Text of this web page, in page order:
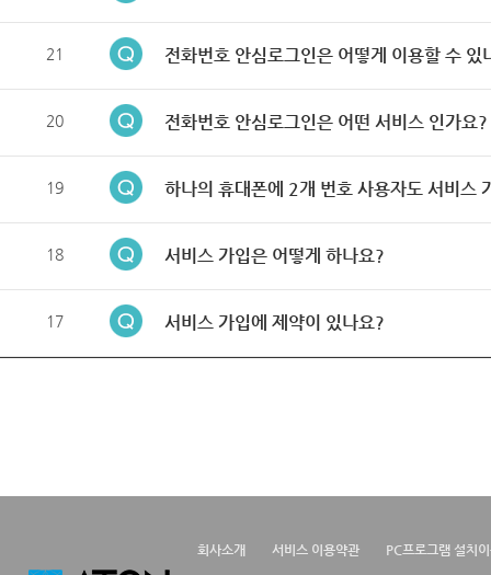
21 전화번호 안심로그인은 어떻게 이용할 수 있
20 전화번호 안심로그인은 어떤 서비스 인가요?
19 하나의 휴대폰에 2개 번호 사용자도 서비스
18 서비스 가입은 어떻게 하나요?
17 서비스 가입에 제약이 있나요?
회사소개 서비스 이용약관 PC프로그램 설치